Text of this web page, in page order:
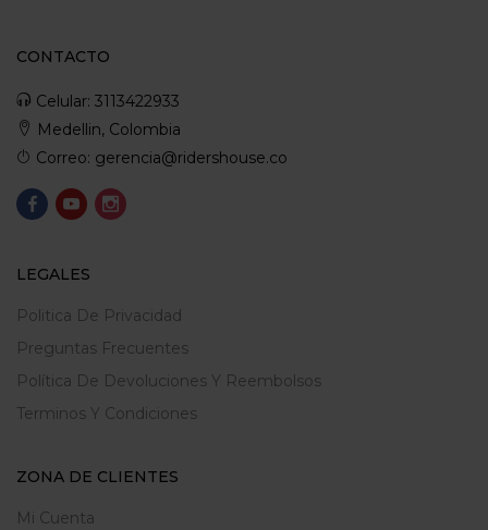
CONTACTO
Celular: 3113422933
Medellin, Colombia
Correo: gerencia@ridershouse.co
LEGALES
Politica De Privacidad
Preguntas Frecuentes
Política De Devoluciones Y Reembolsos
Terminos Y Condiciones
ZONA DE CLIENTES
Mi Cuenta